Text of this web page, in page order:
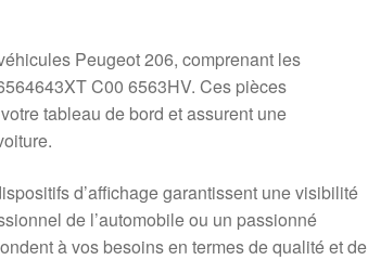
Peugeot 206, comprenant les
C00 6563HV. Ces pièces
tableau de bord et assurent une
d’affichage garantissent une visibilité
de l’automobile ou un passionné
à vos besoins en termes de qualité et de